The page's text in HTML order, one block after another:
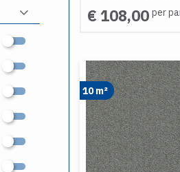
€ 108,00 per
10 m²